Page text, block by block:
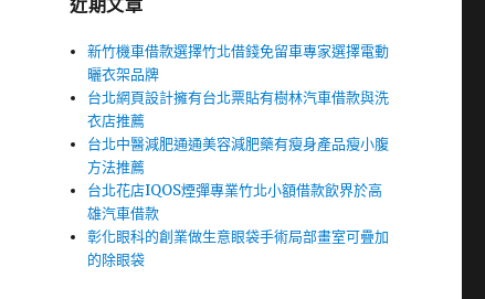
近期文章
新竹機車借款選擇竹北借錢免留車專家選擇電動
曬衣架品牌
台北網頁設計擁有台北票貼有樹林汽車借款與洗
衣店推薦
台北中醫減肥通通美容減肥藥有瘦身產品瘦小腹
方法推薦
台北花店IQOS煙彈專業竹北小額借款飲界於高
雄汽車借款
彰化眼科的創業做生意眼袋手術局部畫室可疊加
的除眼袋